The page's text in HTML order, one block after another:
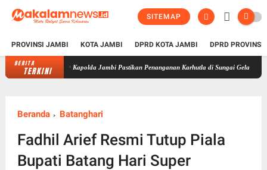
SITEMAP
PROVINSI JAMBI KOTA JAMBI DPRD KOTA JAMBI DPRD
BERITA
TERKINIKapolda Jambi Pastikan Penanganan Karhutla di Sungai Gelam Terus
Beranda Batanghari
Fadhil Arief Resmi Tutup Piala
Bupati Batang Hari Super